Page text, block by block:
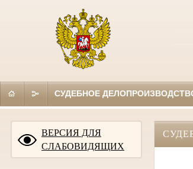
СУДЕБНОЕ
ВЕРСИЯ ДЛЯ
СЛАБОВИДЯЩИХ